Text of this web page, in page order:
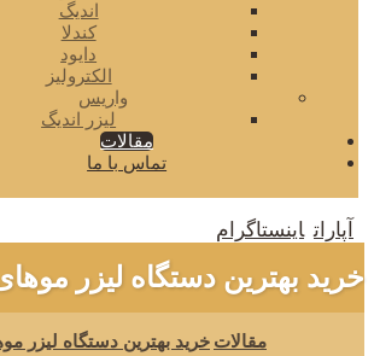
اندیگ
کندلا
دایود
الکترولیز
واریس
لیزر اندیگ
مقالات
تماس با ما
آپارات اینستاگرام
خرید بهترین دستگاه لیزر
مقالات خرید بهترین دستگاه لیزر